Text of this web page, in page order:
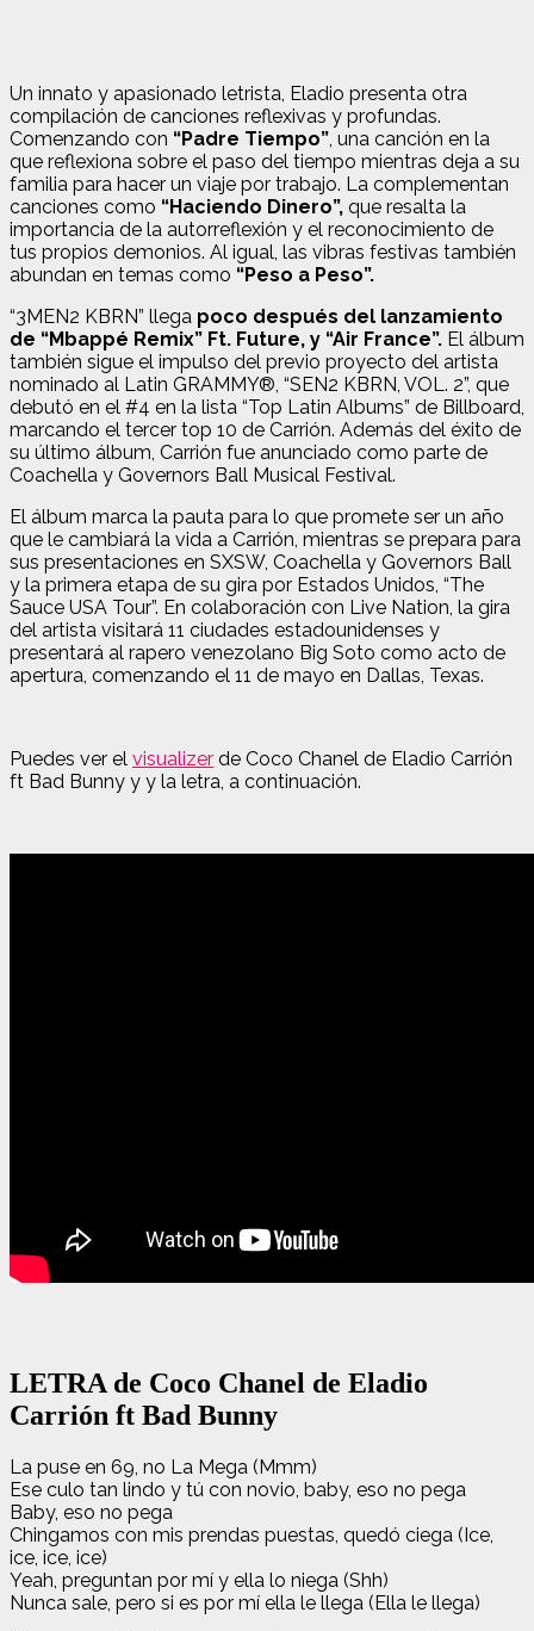
Un innato y apasionado letrista, Eladio presenta otra
compilación de canciones reflexivas y profundas.
Comenzando con “Padre Tiempo”, una canción en la
que reflexiona sobre el paso del tiempo mientras deja a su
familia para hacer un viaje por trabajo. La complementan
canciones como “Haciendo Dinero”, que resalta la
importancia de la autorreflexión y el reconocimiento de
tus propios demonios. Al igual, las vibras festivas también
abundan en temas como “Peso a Peso”.
“3MEN2 KBRN” llega poco después del lanzamiento
de “Mbappé Remix” Ft. Future, y “Air France”. El álbum
también sigue el impulso del previo proyecto del artista
nominado al Latin GRAMMY®, “SEN2 KBRN, VOL. 2”, que
debutó en el #4 en la lista “Top Latin Albums” de Billboard,
marcando el tercer top 10 de Carrión. Además del éxito de
su último álbum, Carrión fue anunciado como parte de
Coachella y Governors Ball Musical Festival.
El álbum marca la pauta para lo que promete ser un año
que le cambiará la vida a Carrión, mientras se prepara para
sus presentaciones en SXSW, Coachella y Governors Ball
y la primera etapa de su gira por Estados Unidos, “The
Sauce USA Tour”. En colaboración con Live Nation, la gira
del artista visitará 11 ciudades estadounidenses y
presentará al rapero venezolano Big Soto como acto de
apertura, comenzando el 11 de mayo en Dallas, Texas.
Puedes ver el visualizer de Coco Chanel de Eladio Carrión
ft Bad Bunny y y la letra, a continuación.
LETRA de Coco Chanel de Eladio
Carrión ft Bad Bunny
La puse en 69, no La Mega (Mmm)
Ese culo tan lindo y tú con novio, baby, eso no pega
Baby, eso no pega
Chingamos con mis prendas puestas, quedó ciega (Ice,
ice, ice, ice)
Yeah, preguntan por mí y ella lo niega (Shh)
Nunca sale, pero si es por mí ella le llega (Ella le llega)